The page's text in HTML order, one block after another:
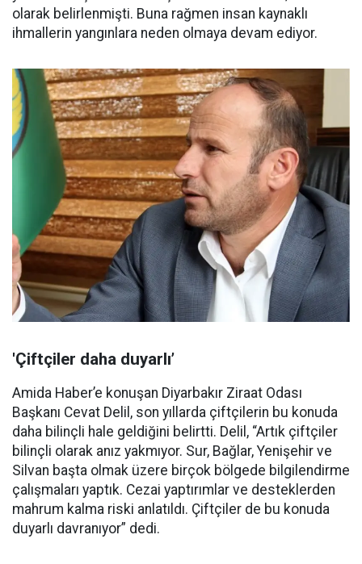
olarak belirlenmişti. Buna rağmen insan kaynaklı
ihmallerin yangınlara neden olmaya devam ediyor.
'Çiftçiler daha duyarlı’
Amida Haber’e konuşan Diyarbakır Ziraat Odası
Başkanı Cevat Delil, son yıllarda çiftçilerin bu konuda
daha bilinçli hale geldiğini belirtti. Delil, “Artık çiftçiler
bilinçli olarak anız yakmıyor. Sur, Bağlar, Yenişehir ve
Silvan başta olmak üzere birçok bölgede bilgilendirme
çalışmaları yaptık. Cezai yaptırımlar ve desteklerden
mahrum kalma riski anlatıldı. Çiftçiler de bu konuda
duyarlı davranıyor” dedi.